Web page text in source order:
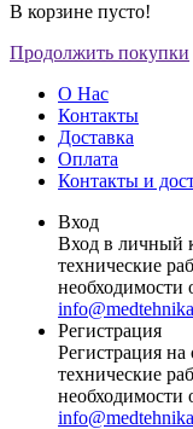
В корзине пусто!
Продолжить покупки
О Нас
Контакты
Доставка
Оплата
Контакты и
Вход
Вход в личный
технические
необходимости
Регистрация
Регистрация на
технические
необходимости